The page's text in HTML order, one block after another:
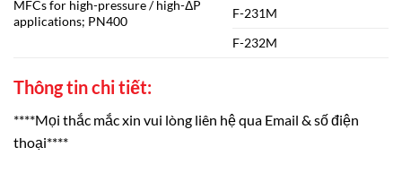
MFCs for high-pressure / high-ΔP
applications; PN400
F-231M
F-232M
Thông tin chi tiết:
****Mọi thắc mắc xin vui lòng liên hệ qua Email & số điện
thoại****